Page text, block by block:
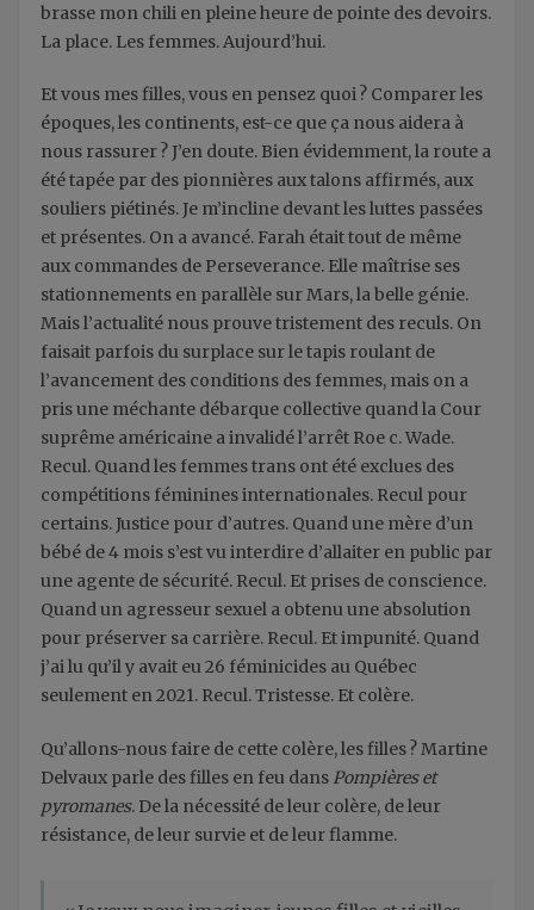
brasse mon chili en pleine heure de pointe des devoirs.
La place. Les femmes. Aujourd’hui.
Et vous mes filles, vous en pensez quoi ? Comparer les
époques, les continents, est-ce que ça nous aidera à
nous rassurer ? J’en doute. Bien évidemment, la route a
été tapée par des pionnières aux talons affirmés, aux
souliers piétinés. Je m’incline devant les luttes passées
et présentes. On a avancé. Farah était tout de même
aux commandes de Perseverance. Elle maîtrise ses
stationnements en parallèle sur Mars, la belle génie.
Mais l’actualité nous prouve tristement des reculs. On
faisait parfois du surplace sur le tapis roulant de
l’avancement des conditions des femmes, mais on a
pris une méchante débarque collective quand la Cour
suprême américaine a invalidé l’arrêt Roe c. Wade.
Recul. Quand les femmes trans ont été exclues des
compétitions féminines internationales. Recul pour
certains. Justice pour d’autres. Quand une mère d’un
bébé de 4 mois s’est vu interdire d’allaiter en public par
une agente de sécurité. Recul. Et prises de conscience.
Quand un agresseur sexuel a obtenu une absolution
pour préserver sa carrière. Recul. Et impunité. Quand
j’ai lu qu’il y avait eu 26 féminicides au Québec
seulement en 2021. Recul. Tristesse. Et colère.
Qu’allons-nous faire de cette colère, les filles ? Martine
Delvaux parle des filles en feu dans Pompières et
pyromanes. De la nécessité de leur colère, de leur
résistance, de leur survie et de leur flamme.